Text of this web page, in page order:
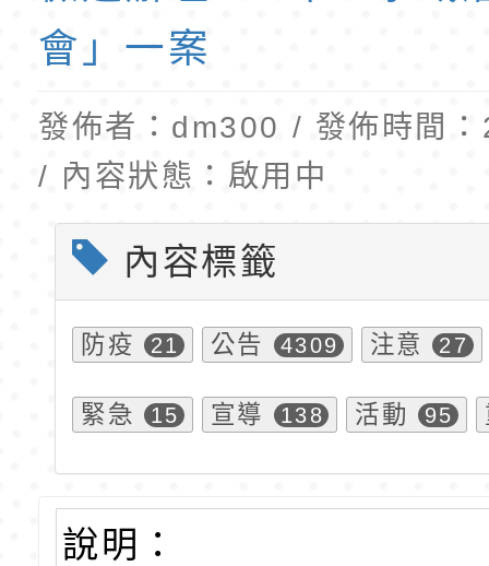
育專業人員資格者報
理人員」甄選
會」一案
發佈者：dm300 / 發佈時間
/ 內容狀態：啟用中
內容標籤
防疫 21 公告 4309 注意 27
緊急 15 宣導 138 活動 95
說明：